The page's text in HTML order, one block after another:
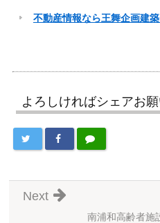
不動産情報なら王舞企画建
よろしければシェアお
南浦和高齢者施
Next